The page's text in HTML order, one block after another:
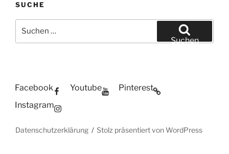
SUCHE
nach:
Suchen
Facebook Youtube
Pinterest
Instagram
Datenschutzerklärung Stolz präsentiert von WordPress